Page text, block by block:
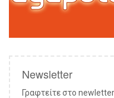
Newsletter
Γραφτείτε στο